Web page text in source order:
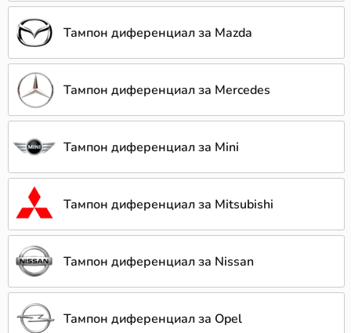
Тампон диференциал за Mazda
Тампон диференциал за Mercedes
Тампон диференциал за Mini
Тампон диференциал за Mitsubishi
Тампон диференциал за Nissan
Тампон диференциал за Opel